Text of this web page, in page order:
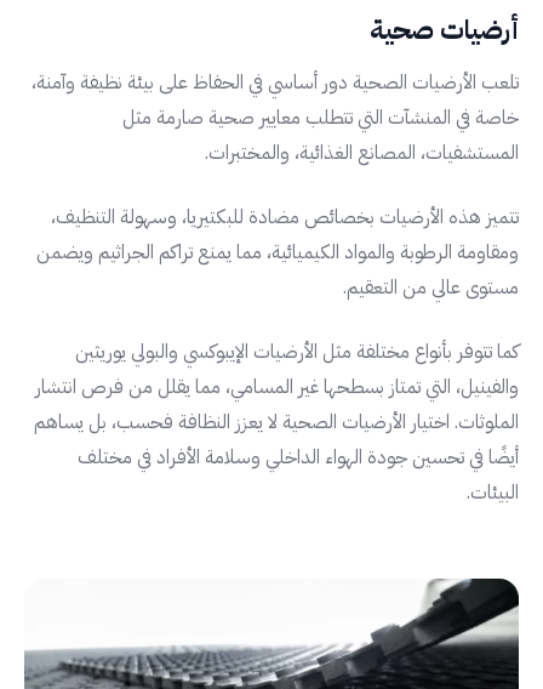
أرضيات صحية
تلعب الأرضيات الصحية دور أساسي في الحفاظ على بيئة نظيفة وآمنة،
خاصة في المنشآت التي تتطلب معايير صحية صارمة مثل
المستشفيات، المصانع الغذائية، والمختبرات.
تتميز هذه الأرضيات بخصائص مضادة للبكتيريا، وسهولة التنظيف،
ومقاومة الرطوبة والمواد الكيميائية، مما يمنع تراكم الجراثيم ويضمن
مستوى عالي من التعقيم.
كما تتوفر بأنواع مختلفة مثل الأرضيات الإيبوكسي والبولي يوريثين
والفينيل، التي تمتاز بسطحها غير المسامي، مما يقلل من فرص انتشار
الملوثات. اختيار الأرضيات الصحية لا يعزز النظافة فحسب، بل يساهم
أيضًا في تحسين جودة الهواء الداخلي وسلامة الأفراد في مختلف
البيئات.